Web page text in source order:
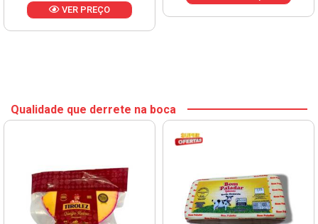
VER PREÇO
Qualidade que derrete na boca